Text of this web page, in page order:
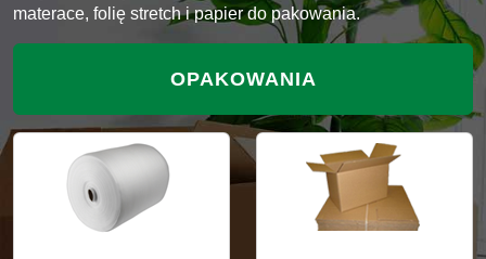
materace, folię stretch i papier do pakowania.
OPAKOWANIA